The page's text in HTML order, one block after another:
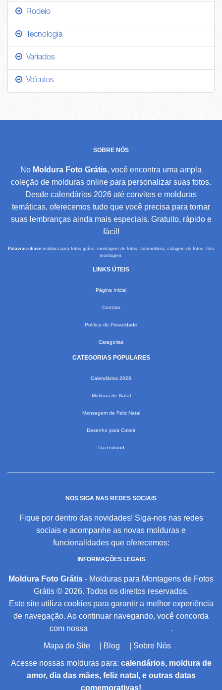
Rodeio
Tecnologia
Variados
Veículos
SOBRE NÓS
No Moldura Foto Grátis, você encontra uma ampla
coleção de molduras online para personalizar suas fotos.
Desde calendários 2026 até convites e molduras
temáticas, oferecemos tudo que você precisa para tornar
suas lembranças ainda mais especiais. Gratuito, rápido e
fácil!
Palavras-chave:moldura para fotos grátis, montagem de fotos, fotomoldura, colagem de fotos, foto
montagem.
LINKS ÚTEIS
Página Inicial
Contato
Política de Privacidade
Categorias
CATEGORIAS POPULARES
Calendários 2026
Moldura de Natal
Mensagem de Feliz Natal
Desenho para Colorir
Dachshund
NOS SIGA NAS REDES SOCIAIS
Fique por dentro das novidades! Siga-nos nas redes
sociais e acompanhe as novas molduras e
funcionalidades que oferecemos:
INFORMAÇÕES LEGAIS
Moldura Foto Grátis - Molduras para Montagens de Fotos
Grátis © 2026. Todos os direitos reservados.
Este site utiliza cookies para garantir a melhor experiência
de navegação. Ao continuar navegando, você concorda
com nossa
.
Mapa do Site Blog Sobre Nós
Acesse nossas molduras para: calendários, moldura de
amor, dia das mães, feliz natal, e outras datas
comemorativas!